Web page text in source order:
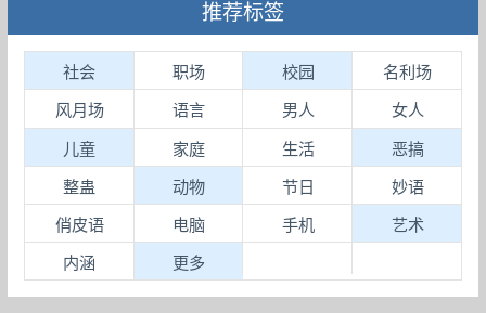
推荐标签
社会 职场 校园 名利场
风月场 语言 男人 女人
儿童 家庭 生活 恶搞
整蛊 动物 节日 妙语
俏皮语 电脑 手机 艺术
内涵 更多